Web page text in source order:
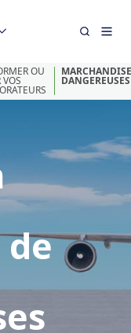
OU
VOS DANGEREUSES